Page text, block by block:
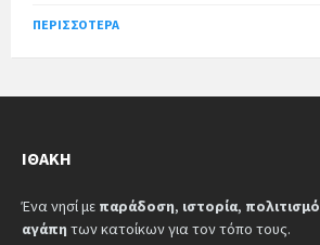
ΠΕΡΙΣΣΌΤΕΡΑ
ΙΘΆΚΗ
Ένα νησί με παράδοση, ιστορία, πολιτισμό
αγάπη των κατοίκων για τον τόπο τους.